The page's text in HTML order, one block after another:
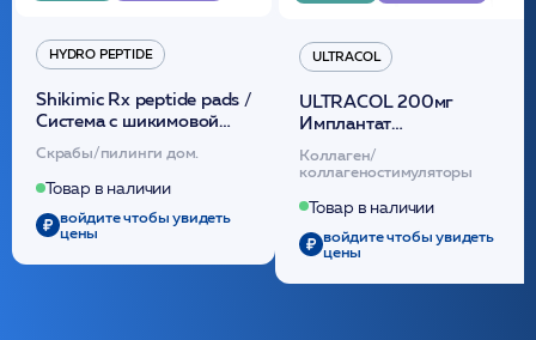
HYDRO PEPTIDE
Shikimic Rx peptide pads /
Cистема с шикимовой
кислотой обновляющая
(30шт) /HP
Скрабы/пилинги дом.
Товар в наличии
войдите чтобы увидеть
цены
ULTRACOL
ULTRACOL 200мг
Имплантат
внутридермальный,
стерильный на основе
полидиоксанона
/ULTRACOL
Коллаген/
коллагеностимуляторы
Товар в наличии
войдите чтобы увидеть
цены